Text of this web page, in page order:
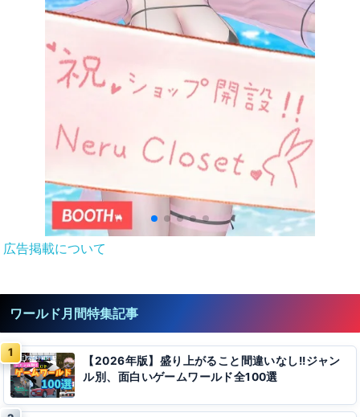
広告掲載について
ワールド月間特集記事
【2026年版】盛り上がること間違いなし!!ジャン
ル別、面白いゲームワールド全100選